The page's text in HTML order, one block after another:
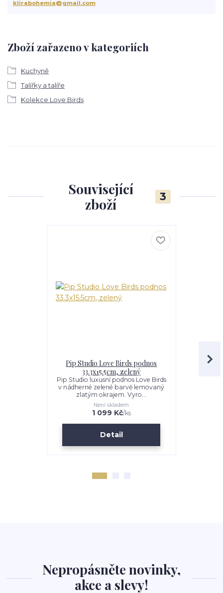
Zboží zařazeno v kategoriích
Kuchyně
Talířky a talíře
Kolekce Love Birds
klirabohemia@gmail.com
Související
zboží
3
Pip Studio Love Birds podnos
33.3x15.5cm, zelený
Pip Studio luxusní podnos Love Birds
v nádherné zelené barvě lemovaný
zlatým okrajem. Vyro...
1 099 Kč/ks
Není skladem
Detail
Pip
Nepropásněte novinky,
akce a slevy!